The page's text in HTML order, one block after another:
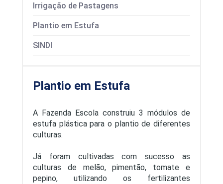
Irrigação de Pastagens
Plantio em Estufa
SINDI
Plantio em Estufa
A Fazenda Escola construiu 3 módulos de
estufa plástica para o plantio de diferentes
culturas.
Já foram cultivadas com sucesso as
culturas de melão, pimentão, tomate e
pepino, utilizando os fertilizantes